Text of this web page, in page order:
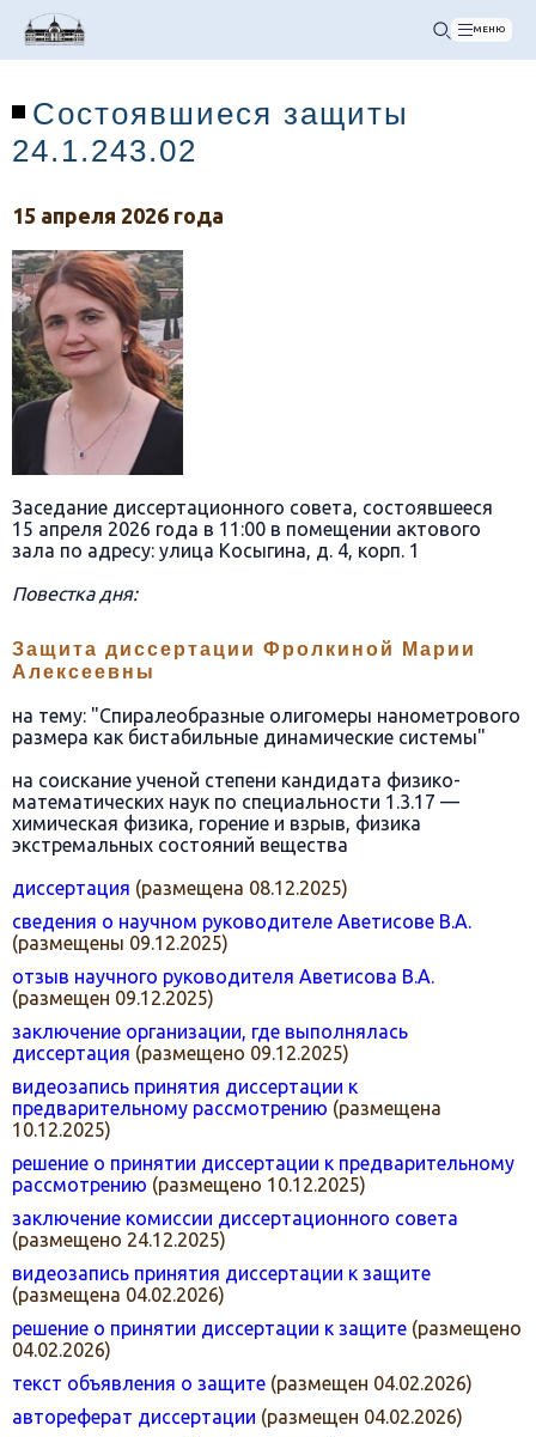
МЕНЮ
Состоявшиеся защиты
24.1.243.02
15 апреля 2026 года
Заседание диссертационного совета, состоявшееся
15 апреля 2026 года в 11:00 в помещении актового
зала по адресу: улица Косыгина, д. 4, корп. 1
Повестка дня:
Защита диссертации Фролкиной Марии
Алексеевны
на тему: "Спиралеобразные олигомеры нанометрового
размера как бистабильные динамические системы"
на соискание ученой степени кандидата физико-
математических наук по специальности 1.3.17 —
химическая физика, горение и взрыв, физика
экстремальных состояний вещества
диссертация (размещена 08.12.2025)
сведения о научном руководителе Аветисове В.А.
(размещены 09.12.2025)
отзыв научного руководителя Аветисова В.А.
(размещен 09.12.2025)
заключение организации, где выполнялась
диссертация (размещено 09.12.2025)
видеозапись принятия диссертации к
предварительному рассмотрению (размещена
10.12.2025)
решение о принятии диссертации к предварительному
рассмотрению (размещено 10.12.2025)
заключение комиссии диссертационного совета
(размещено 24.12.2025)
видеозапись принятия диссертации к защите
(размещена 04.02.2026)
решение о принятии диссертации к защите (размещено
04.02.2026)
текст объявления о защите (размещен 04.02.2026)
автореферат диссертации (размещен 04.02.2026)